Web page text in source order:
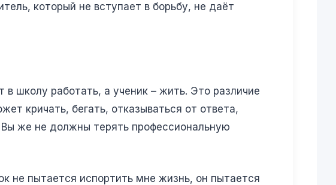
который не вступает в борьбу, не даёт
школу работать, а ученик – жить. Это различие
кричать, бегать, отказываться от ответа,
Вы же не должны терять профессиональную
не пытается испортить мне жизнь, он пытается